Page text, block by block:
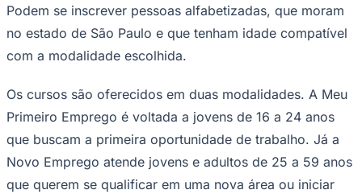
Podem se inscrever pessoas alfabetizadas, que moram
no estado de São Paulo e que tenham idade compatível
com a modalidade escolhida.
Os cursos são oferecidos em duas modalidades. A Meu
Primeiro Emprego é voltada a jovens de 16 a 24 anos
que buscam a primeira oportunidade de trabalho. Já a
Novo Emprego atende jovens e adultos de 25 a 59 anos
que querem se qualificar em uma nova área ou iniciar